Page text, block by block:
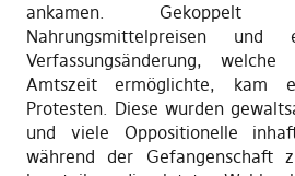
ankamen. Gekoppelt
Nahrungsmittelpreisen und
Verfassungsänderung,
Amtszeit ermöglichte, kam
Protesten. Diese wurden
und viele Oppositionelle
während der Gefangenschaft